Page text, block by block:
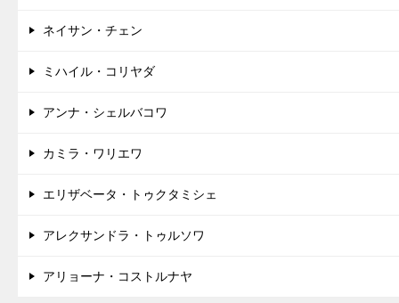
ネイサン・チェン
ミハイル・コリヤダ
アンナ・シェルバコワ
カミラ・ワリエワ
エリザベータ・トゥクタミシェ
アレクサンドラ・トゥルソワ
アリョーナ・コストルナヤ